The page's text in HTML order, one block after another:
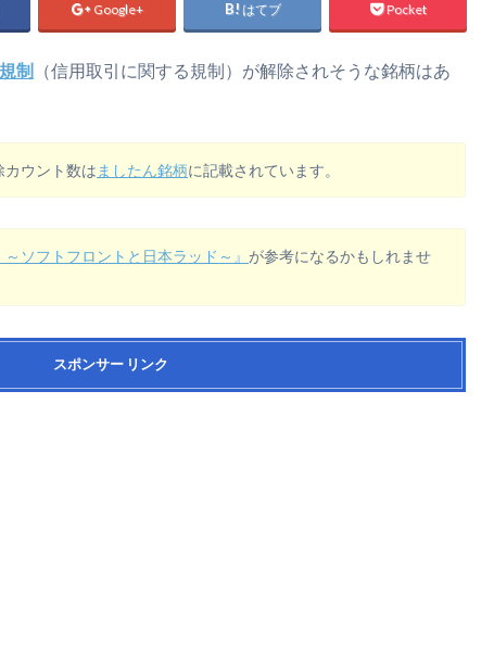
Google+ はてブ Pocket
制
（信用取引に関する規制）が解除されそうな銘柄はあ
ウント数は ましたん銘柄に記載されています。
ソフトフロントと日本ラッド～』 が参考になるかもしれませ
スポンサー リンク